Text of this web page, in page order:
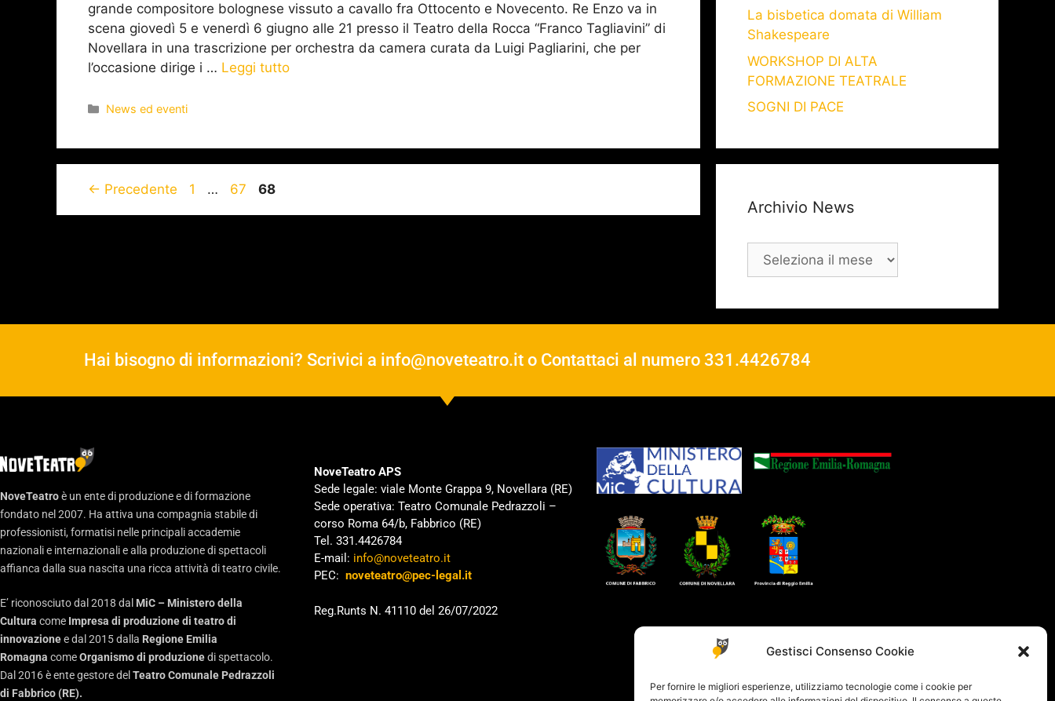
Gestisci Consenso Cookie
Per fornire le migliori esperienze, utilizziamo tecnologie come i cookie per
grande compositore bolognese vissuto a cavallo fra Ottocento e Novecento. Re Enzo va in
scena giovedì 5 e venerdì 6 giugno alle 21 presso il Teatro della Rocca “Franco Tagliavini” di
Novellara in una trascrizione per orchestra da camera curata da Luigi Pagliarini, che per
l’occasione dirige i … Leggi tutto
News ed eventi
← Precedente 1 … 67 68
La bisbetica domata di William
Shakespeare
WORKSHOP DI ALTA
FORMAZIONE TEATRALE
SOGNI DI PACE
Archivio News
Hai bisogno di informazioni? Scrivici a info@noveteatro.it o Contattaci al numero 331.4426784
NoveTeatroè un ente di produzione e di formazione
fondato nel 2007. Ha attiva una compagnia stabile di
professionisti, formatisi nelle principali accademie
nazionali e internazionali e alla produzione di spettacoli
affianca dalla sua nascita una ricca attività di teatro civile.
E’ riconosciuto dal 2018 dal MiC – Ministero della
Cultura come Impresa di produzione di teatro di
innovazionee dal 2015 dalla Regione Emilia
Romagna comeOrganismo di produzionedi spettacolo.
Dal 2016 è ente gestore del Teatro Comunale Pedrazzoli
di Fabbrico (RE).
NoveTeatro APS
Sede legale: viale Monte Grappa 9, Novellara (RE)
Sede operativa: Teatro Comunale Pedrazzoli –
corso Roma 64/b, Fabbrico (RE)
Tel. 331.4426784
E-mail: info@noveteatro.it
PEC: noveteatro@pec-legal.it
Reg.Runts N. 41110 del 26/07/2022